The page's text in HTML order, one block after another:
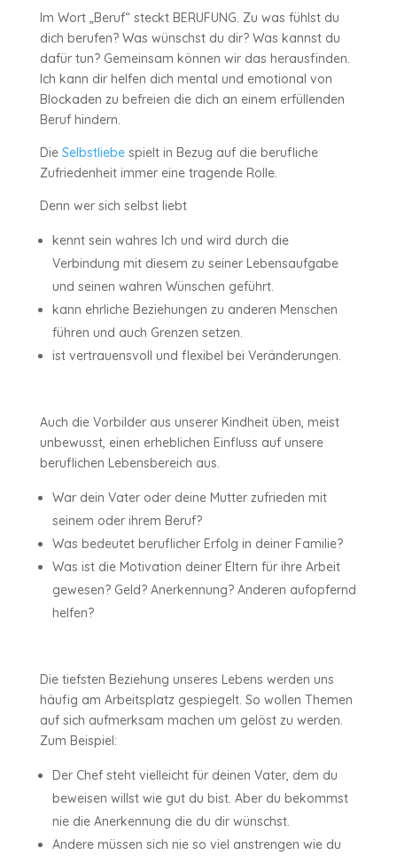
Im Wort „Beruf“ steckt BERUFUNG. Zu was fühlst du
dich berufen? Was wünschst du dir? Was kannst du
dafür tun? Gemeinsam können wir das herausfinden.
Ich kann dir helfen dich mental und emotional von
Blockaden zu befreien die dich an einem erfüllenden
Beruf hindern.
Die Selbstliebe spielt in Bezug auf die berufliche
Zufriedenheit immer eine tragende Rolle.
Denn wer sich selbst liebt
kennt sein wahres Ich und wird durch die
Verbindung mit diesem zu seiner Lebensaufgabe
und seinen wahren Wünschen geführt.
kann ehrliche Beziehungen zu anderen Menschen
führen und auch Grenzen setzen.
ist vertrauensvoll und flexibel bei Veränderungen.
Auch die Vorbilder aus unserer Kindheit üben, meist
unbewusst, einen erheblichen Einfluss auf unsere
beruflichen Lebensbereich aus.
War dein Vater oder deine Mutter zufrieden mit
seinem oder ihrem Beruf?
Was bedeutet beruflicher Erfolg in deiner Familie?
Was ist die Motivation deiner Eltern für ihre Arbeit
gewesen? Geld? Anerkennung? Anderen aufopfernd
helfen?
Die tiefsten Beziehung unseres Lebens werden uns
häufig am Arbeitsplatz gespiegelt. So wollen Themen
auf sich aufmerksam machen um gelöst zu werden.
Zum Beispiel:
Der Chef steht vielleicht für deinen Vater, dem du
beweisen willst wie gut du bist. Aber du bekommst
nie die Anerkennung die du dir wünschst.
Andere müssen sich nie so viel anstrengen wie du